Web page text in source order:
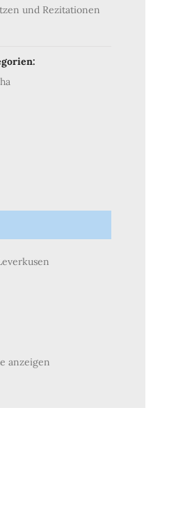
und Rezitationen
anzeigen